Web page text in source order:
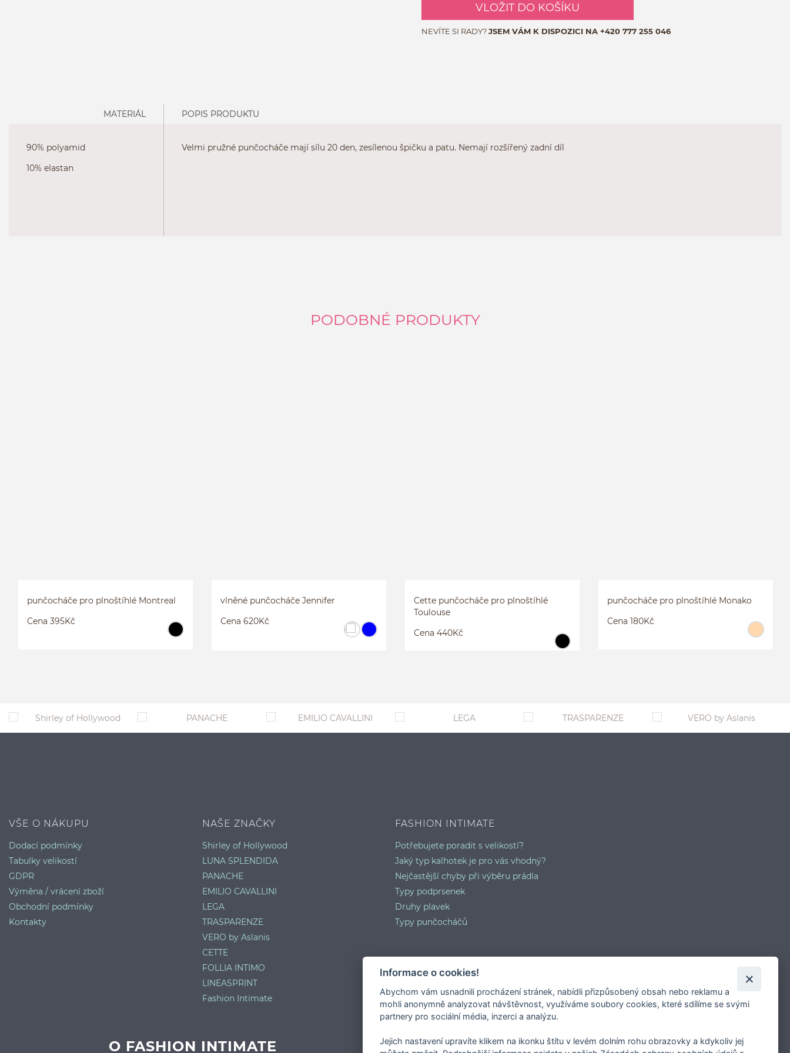
VLOŽIT DO KOŠÍKU
NEVÍTE SI RADY?JSEM VÁM K DISPOZICI NA +420 777 255 046
MATERIÁL
90% polyamid
10% elastan
POPIS PRODUKTU
Velmi pružné punčocháče mají sílu 20 den, zesílenou špičku a patu. Nemají rozšířený zadní díl
PODOBNÉ PRODUKTY
punčocháče pro plnoštíhlé Montreal
Cena 395Kč
vlněné punčocháče Jennifer
Cena 620Kč
Cette punčocháče pro plnoštíhlé
Toulouse
Cena 440Kč
punčocháče pro plnoštíhlé Monako
Cena 180Kč
VŠE O NÁKUPU
Dodací podmínky
Tabulky velikostí
GDPR
Výměna / vrácení zboží
Obchodní podmínky
Kontakty
NAŠE ZNAČKY
Shirley of Hollywood
LUNA SPLENDIDA
PANACHE
EMILIO CAVALLINI
LEGA
TRASPARENZE
VERO by Aslanis
CETTE
FOLLIA INTIMO
LINEASPRINT
Fashion Intimate
FASHION INTIMATE
Potřebujete poradit s velikostí?
Jaký typ kalhotek je pro vás vhodný?
Nejčastější chyby při výběru prádla
Typy podprsenek
Druhy plavek
Typy punčocháčů
O FASHION INTIMATE
Informace o cookies!
Abychom vám usnadnili procházení stránek, nabídli přizpůsobený obsah nebo reklamu a
mohli anonymně analyzovat návštěvnost, využíváme soubory cookies, které sdílíme se svými
partnery pro sociální média, inzerci a analýzu.
Jejich nastavení upravíte klikem na ikonku štítu v levém dolním rohu obrazovky a kdykoliv jej